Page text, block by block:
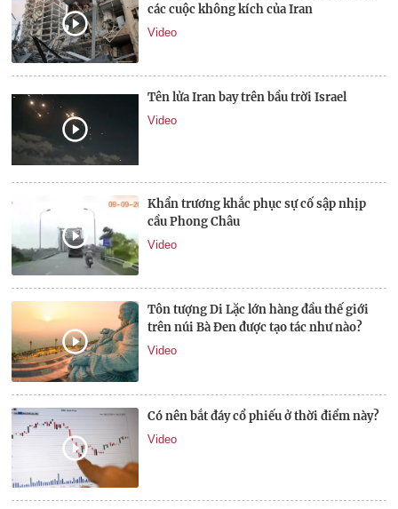
các cuộc không kích của Iran
Video
Tên lửa Iran bay trên bầu trời Israel
Video
Khẩn trương khắc phục sự cố sập nhịp
cầu Phong Châu
Video
Tôn tượng Di Lặc lớn hàng đầu thế giới
trên núi Bà Đen được tạo tác như nào?
Video
Có nên bắt đáy cổ phiếu ở thời điểm này?
Video